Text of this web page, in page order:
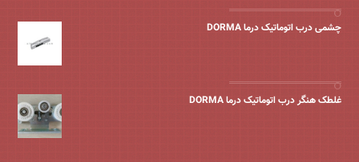
چشمی درب اتوماتیک درما DORMA
غلطک هنگر درب اتوماتیک درما DORMA